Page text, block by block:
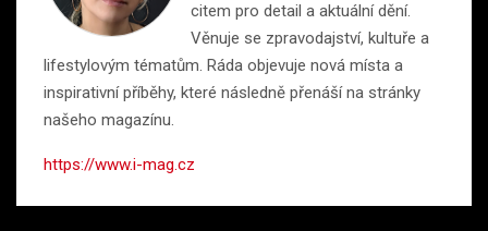
citem pro detail a aktuální dění.
Věnuje se zpravodajství, kultuře a
lifestylovým tématům. Ráda objevuje nová místa a
inspirativní příběhy, které následně přenáší na stránky
našeho magazínu.
https://www.i-mag.cz